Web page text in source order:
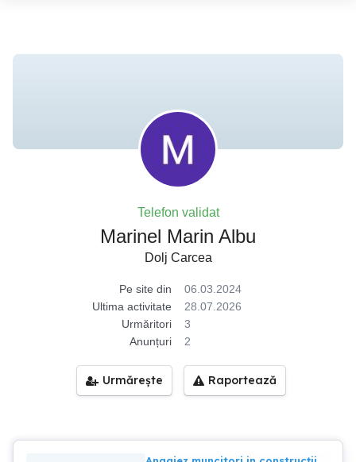
Telefon validat
Marinel Marin Albu
Dolj Carcea
Pe site din
06.03.2024
Ultima activitate
28.07.2026
Urmăritori
3
Anunțuri
2
Urmărește Raportează